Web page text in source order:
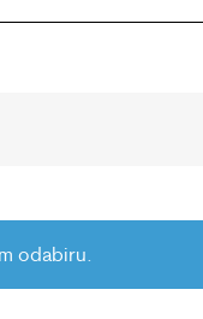
odabiru.